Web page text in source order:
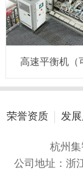
高速平衡机（
荣誉资质 发
杭州
公司地址：浙